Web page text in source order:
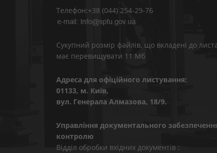
Телефон:+38 (044) 254-29-76
Сукупний розмір файлів, що вкладені до
має перевищувати 11 Мб
Адреса для офіційного листування:
01133, м. Київ,
вул. Генерала Алмазова, 18/9.
Управління документального
контролю
Відділ обробки вхідних документів :